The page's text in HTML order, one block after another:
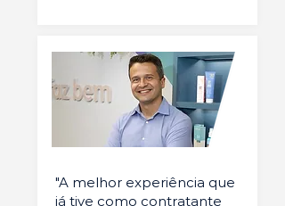
"A melhor experiência que
já tive como contratante